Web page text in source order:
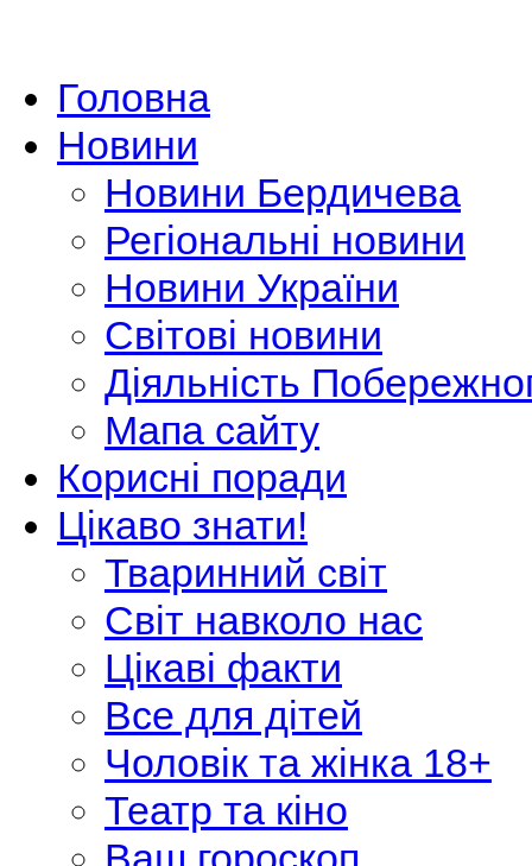
Головна
Новини
Новини Бердичева
Регіональні новини
Новини України
Світові новини
Діяльність
Мапа сайту
Корисні поради
Цікаво знати!
Тваринний світ
Світ навколо нас
Цікаві факти
Все для дітей
Чоловік та жінка 18+
Театр та кіно